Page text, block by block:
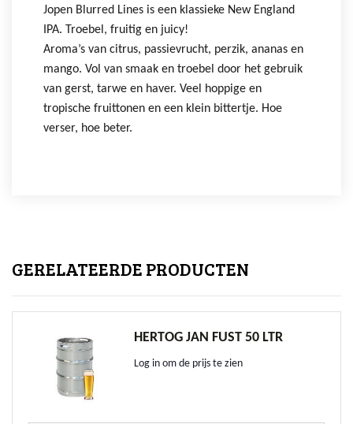
Jopen Blurred Lines is een klassieke New England
IPA. Troebel, fruitig en juicy!
Aroma’s van citrus, passievrucht, perzik, ananas en
mango. Vol van smaak en troebel door het gebruik
van gerst, tarwe en haver. Veel hoppige en
tropische fruittonen en een klein bittertje. Hoe
verser, hoe beter.
GERELATEERDE PRODUCTEN
HERTOG JAN FUST 50 LTR
Log in om de prijs te zien